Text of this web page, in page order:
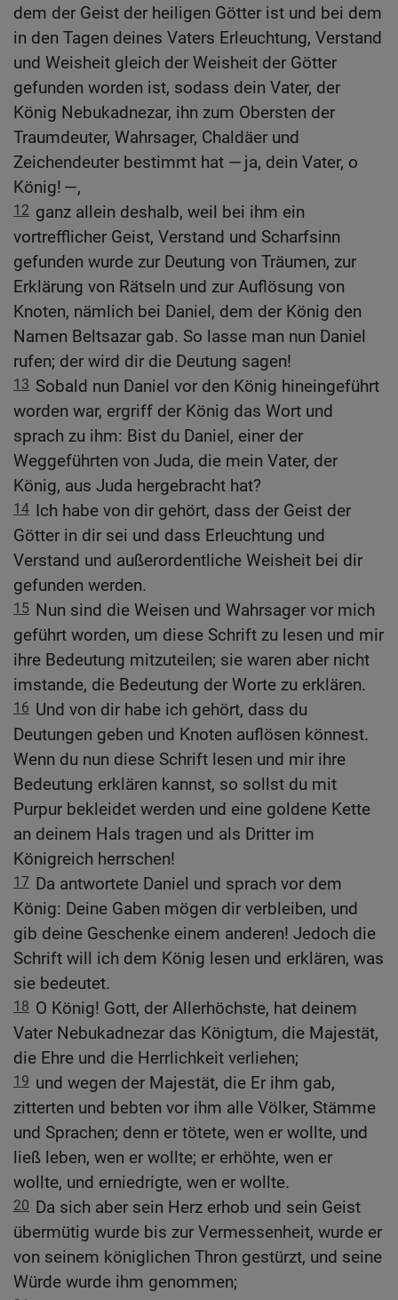
dem der Geist der heiligen Götter ist und bei dem
in den Tagen deines Vaters Erleuchtung, Verstand
und Weisheit gleich der Weisheit der Götter
gefunden worden ist, sodass dein Vater, der
König Nebukadnezar, ihn zum Obersten der
Traumdeuter, Wahrsager, Chaldäer und
Zeichendeuter bestimmt hat — ja, dein Vater, o
König! —,
12 ganz allein deshalb, weil bei ihm ein
vortrefflicher Geist, Verstand und Scharfsinn
gefunden wurde zur Deutung von Träumen, zur
Erklärung von Rätseln und zur Auflösung von
Knoten, nämlich bei Daniel, dem der König den
Namen Beltsazar gab. So lasse man nun Daniel
rufen; der wird dir die Deutung sagen!
13 Sobald nun Daniel vor den König hineingeführt
worden war, ergriff der König das Wort und
sprach zu ihm: Bist du Daniel, einer der
Weggeführten von Juda, die mein Vater, der
König, aus Juda hergebracht hat?
14 Ich habe von dir gehört, dass der Geist der
Götter in dir sei und dass Erleuchtung und
Verstand und außerordentliche Weisheit bei dir
gefunden werden.
15 Nun sind die Weisen und Wahrsager vor mich
geführt worden, um diese Schrift zu lesen und mir
ihre Bedeutung mitzuteilen; sie waren aber nicht
imstande, die Bedeutung der Worte zu erklären.
16 Und von dir habe ich gehört, dass du
Deutungen geben und Knoten auflösen könnest.
Wenn du nun diese Schrift lesen und mir ihre
Bedeutung erklären kannst, so sollst du mit
Purpur bekleidet werden und eine goldene Kette
an deinem Hals tragen und als Dritter im
Königreich herrschen!
17 Da antwortete Daniel und sprach vor dem
König: Deine Gaben mögen dir verbleiben, und
gib deine Geschenke einem anderen! Jedoch die
Schrift will ich dem König lesen und erklären, was
sie bedeutet.
18 O König! Gott, der Allerhöchste, hat deinem
Vater Nebukadnezar das Königtum, die Majestät,
die Ehre und die Herrlichkeit verliehen;
19 und wegen der Majestät, die Er ihm gab,
zitterten und bebten vor ihm alle Völker, Stämme
und Sprachen; denn er tötete, wen er wollte, und
ließ leben, wen er wollte; er erhöhte, wen er
wollte, und erniedrigte, wen er wollte.
20 Da sich aber sein Herz erhob und sein Geist
übermütig wurde bis zur Vermessenheit, wurde er
von seinem königlichen Thron gestürzt, und seine
Würde wurde ihm genommen;